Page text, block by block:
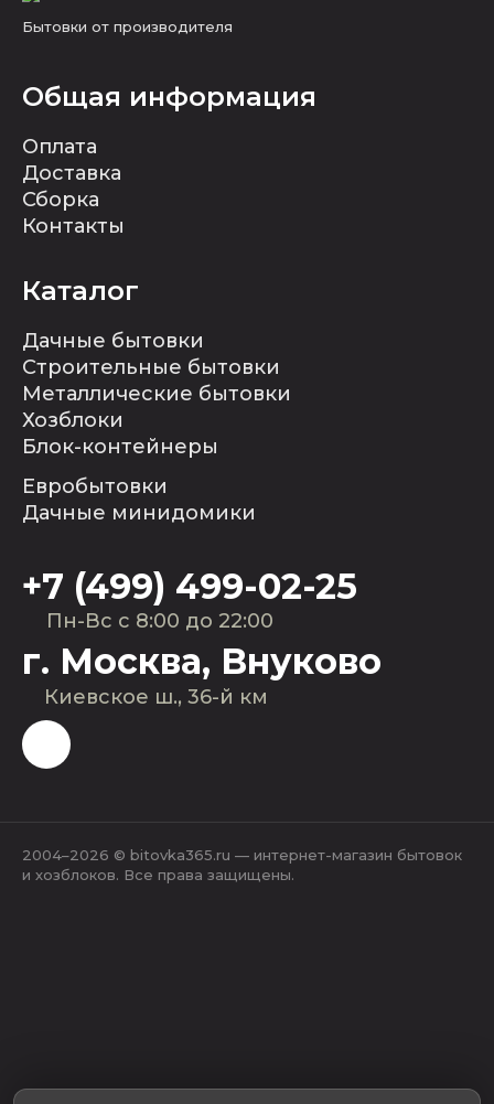
Бытовки от производителя
Общая информация
Оплата
Доставка
Сборка
Контакты
Каталог
Дачные бытовки
Строительные бытовки
Металлические бытовки
Хозблоки
Блок-контейнеры
Евробытовки
Дачные минидомики
+7 (499) 499-02-25
Пн-Вс с 8:00 до 22:00
г. Москва, Внуково
Киевское ш., 36-й км
2004–2026 © bitovka365.ru — интернет-магазин бытовок
и хозблоков. Все права защищены.